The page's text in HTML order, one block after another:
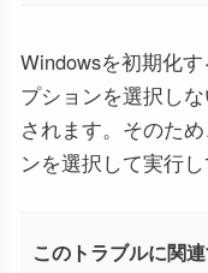
Windowsを初期化
プションを選択し
されます。そのた
ンを選択して実行し
このトラブルに関